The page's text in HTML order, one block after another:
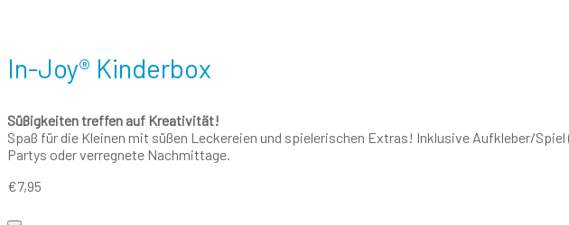
In-Joy® Kinderbox
Süßigkeiten treffen auf Kreativität!
Spaß für die Kleinen mit süßen Leckereien und spielerischen Extras! Inklusive Aufkleber/
Partys oder verregnete Nachmittage.
€7,95